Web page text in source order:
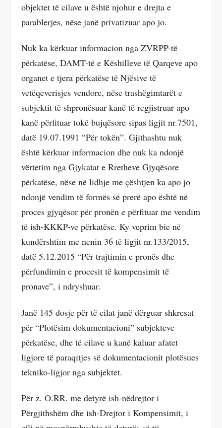
objektet të cilave u është njohur e drejta e
parablerjes, nëse janë privatizuar apo jo.
Nuk ka kërkuar informacion nga ZVRPP-të
përkatëse, DAMT-të e Këshilleve të Qarqeve apo
organet e tjera përkatëse të Njësive të
vetëqeverisjes vendore, nëse trashëgimtarët e
subjektit të shpronësuar kanë të regjistruar apo
kanë përfituar tokë bujqësore sipas ligjit nr.7501,
datë 19.07.1991 “Për tokën”. Gjithashtu nuk
është kërkuar informacion dhe nuk ka ndonjë
vërtetim nga Gjykatat e Rretheve Gjyqësore
përkatëse, nëse në lidhje me çështjen ka apo jo
ndonjë vendim të formës së prerë apo është në
proces gjyqësor për pronën e përfituar me vendim
të ish-KKKP-ve përkatëse. Ky veprim bie në
kundërshtim me nenin 36 të ligjit nr.133/2015,
datë 5.12.2015 “Për trajtimin e pronës dhe
përfundimin e procesit të kompensimit të
pronave”, i ndryshuar.
Janë 145 dosje për të cilat janë dërguar shkresat
për “Plotësim dokumentacioni” subjekteve
përkatëse, dhe të cilave u kanë kaluar afatet
ligjore të paraqitjes së dokumentacionit plotësues
tekniko-ligjor nga subjektet.
Për z. O.RR. me detyrë ish-nëdrejtor i
Përgjithshëm dhe ish-Drejtor i Kompensimit, i